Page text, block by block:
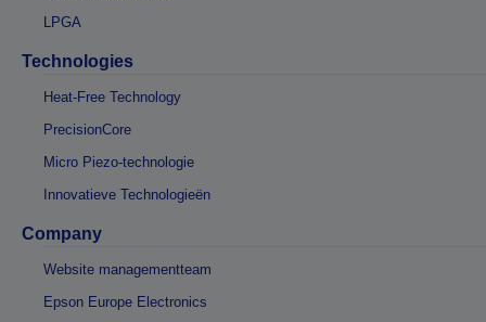
LPGA
Technologies
Heat-Free Technology
PrecisionCore
Micro Piezo-technologie
Innovatieve Technologieën
Company
Website managementteam
Epson Europe Electronics